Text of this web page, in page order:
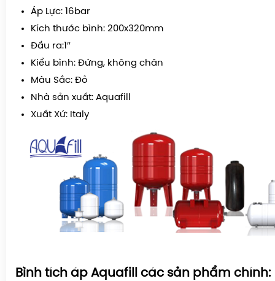
Áp Lực: 16bar
Kích thước bình: 200x320mm
Đầu ra:1″
Kiểu bình: Đứng, không chân
Màu Sắc: Đỏ
Nhà sản xuất: Aquafill
Xuất Xứ: Italy
Bình tích áp Aquafill các sản phẩm chính: